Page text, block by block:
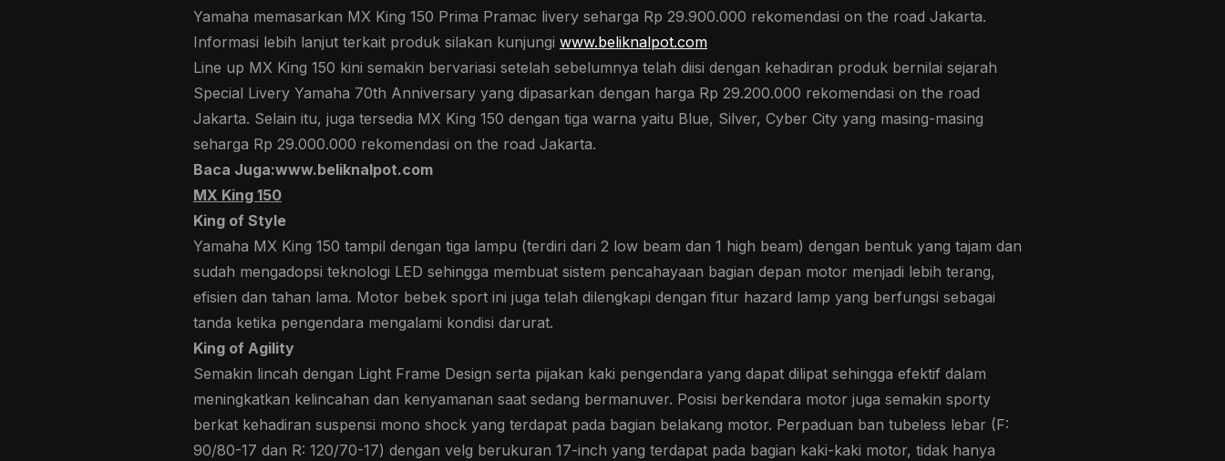
Yamaha memasarkan MX King 150 Prima Pramac livery seharga Rp 29.900.000 rekomendasi on the road Jakarta.
Informasi lebih lanjut terkait produk silakan kunjungi www.beliknalpot.com
Line up MX King 150 kini semakin bervariasi setelah sebelumnya telah diisi dengan kehadiran produk bernilai sejarah
Special Livery Yamaha 70th Anniversary yang dipasarkan dengan harga Rp 29.200.000 rekomendasi on the road
Jakarta. Selain itu, juga tersedia MX King 150 dengan tiga warna yaitu Blue, Silver, Cyber City yang masing-masing
seharga Rp 29.000.000 rekomendasi on the road Jakarta.
Baca Juga:www.beliknalpot.com
MX King 150
King of Style
Yamaha MX King 150 tampil dengan tiga lampu (terdiri dari 2 low beam dan 1 high beam) dengan bentuk yang tajam dan
sudah mengadopsi teknologi LED sehingga membuat sistem pencahayaan bagian depan motor menjadi lebih terang,
efisien dan tahan lama. Motor bebek sport ini juga telah dilengkapi dengan fitur hazard lamp yang berfungsi sebagai
tanda ketika pengendara mengalami kondisi darurat.
King of Agility
Semakin lincah dengan Light Frame Design serta pijakan kaki pengendara yang dapat dilipat sehingga efektif dalam
meningkatkan kelincahan dan kenyamanan saat sedang bermanuver. Posisi berkendara motor juga semakin sporty
berkat kehadiran suspensi mono shock yang terdapat pada bagian belakang motor. Perpaduan ban tubeless lebar (F:
90/80-17 dan R: 120/70-17) dengan velg berukuran 17-inch yang terdapat pada bagian kaki-kaki motor, tidak hanya